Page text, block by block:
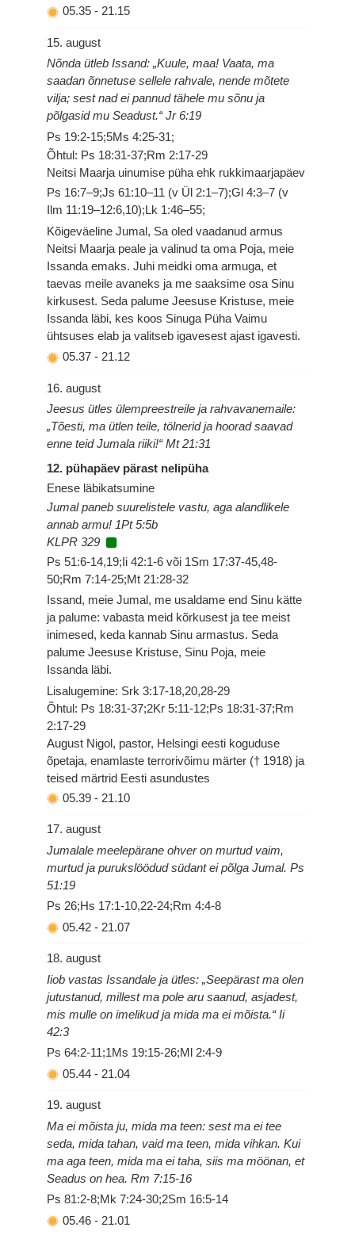
05.35 - 21.15
15. august
Nõnda ütleb Issand: „Kuule, maa! Vaata, ma
saadan õnnetuse sellele rahvale, nende mõtete
vilja; sest nad ei pannud tähele mu sõnu ja
põlgasid mu Seadust.“ Jr 6:19
Ps 19:2-15;5Ms 4:25-31;
Õhtul: Ps 18:31-37;Rm 2:17-29
Neitsi Maarja uinumise püha ehk rukkimaarjapäev
Ps 16:7–9;Js 61:10–11 (v Ül 2:1–7);Gl 4:3–7 (v
Ilm 11:19–12:6,10);Lk 1:46–55;
Kõigeväeline Jumal, Sa oled vaadanud armus
Neitsi Maarja peale ja valinud ta oma Poja, meie
Issanda emaks. Juhi meidki oma armuga, et
taevas meile avaneks ja me saaksime osa Sinu
kirkusest. Seda palume Jeesuse Kristuse, meie
Issanda läbi, kes koos Sinuga Püha Vaimu
ühtsuses elab ja valitseb igavesest ajast igavesti.
05.37 - 21.12
16. august
Jeesus ütles ülempreestreile ja rahvavanemaile:
„Tõesti, ma ütlen teile, tölnerid ja hoorad saavad
enne teid Jumala riiki!“ Mt 21:31
12. pühapäev pärast nelipüha
Enese läbikatsumine
Jumal paneb suurelistele vastu, aga alandlikele
annab armu! 1Pt 5:5b
KLPR 329
Ps 51:6-14,19;Ii 42:1-6 või 1Sm 17:37-45,48-
50;Rm 7:14-25;Mt 21:28-32
Issand, meie Jumal, me usaldame end Sinu kätte
ja palume: vabasta meid kõrkusest ja tee meist
inimesed, keda kannab Sinu armastus. Seda
palume Jeesuse Kristuse, Sinu Poja, meie
Issanda läbi.
Lisalugemine: Srk 3:17-18,20,28-29
Õhtul: Ps 18:31-37;2Kr 5:11-12;Ps 18:31-37;Rm
2:17-29
August Nigol, pastor, Helsingi eesti koguduse
õpetaja, enamlaste terrorivõimu märter († 1918) ja
teised märtrid Eesti asundustes
05.39 - 21.10
17. august
Jumalale meelepärane ohver on murtud vaim,
murtud ja purukslöödud südant ei põlga Jumal. Ps
51:19
Ps 26;Hs 17:1-10,22-24;Rm 4:4-8
05.42 - 21.07
18. august
Iiob vastas Issandale ja ütles: „Seepärast ma olen
jutustanud, millest ma pole aru saanud, asjadest,
mis mulle on imelikud ja mida ma ei mõista.“ Ii
42:3
Ps 64:2-11;1Ms 19:15-26;Ml 2:4-9
05.44 - 21.04
19. august
Ma ei mõista ju, mida ma teen: sest ma ei tee
seda, mida tahan, vaid ma teen, mida vihkan. Kui
ma aga teen, mida ma ei taha, siis ma möönan, et
Seadus on hea. Rm 7:15-16
Ps 81:2-8;Mk 7:24-30;2Sm 16:5-14
05.46 - 21.01